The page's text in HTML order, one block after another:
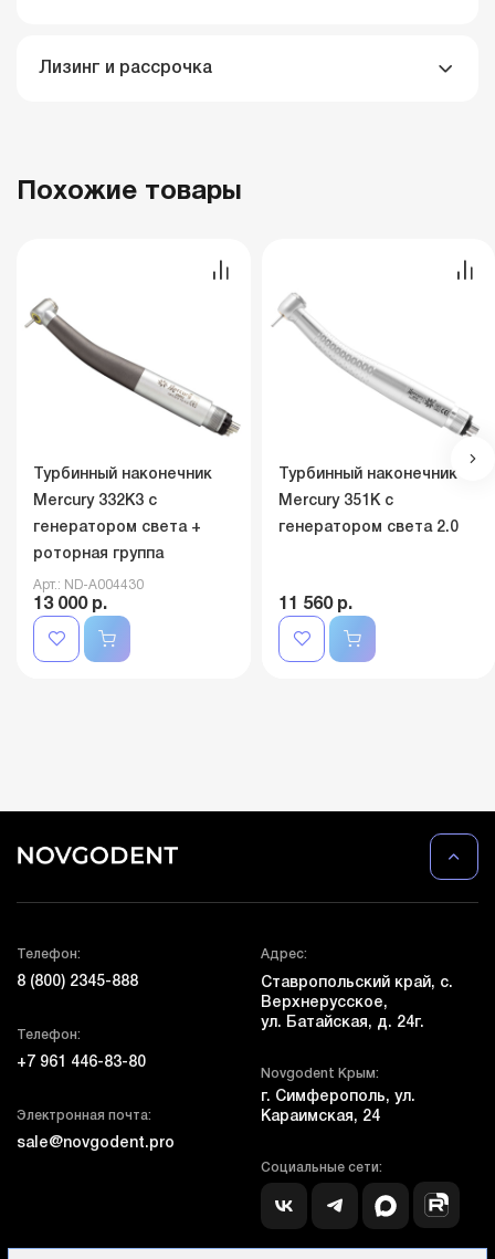
Лизинг и рассрочка
Похожие товары
Турбинный наконечник
Mercury 332K3 с
генератором света +
роторная группа
Арт.: ND-A004430
13 000 р.
Турбинный наконечник
Mercury 351K с
генератором света 2.0
11 560 р.
Телефон:
8 (800) 2345-888
Телефон:
+7 961 446-83-80
Электронная почта:
sale@novgodent.pro
Адрес:
Ставропольский край, с.
Верхнерусское,
ул. Батайская, д. 24г.
Novgodent Крым:
г. Симферополь, ул.
Караимская, 24
Социальные сети: